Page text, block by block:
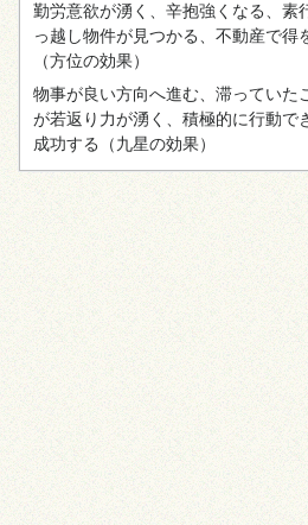
勤労意欲が湧く、辛抱強くなる、素
っ越し物件が見つかる、不動産で得
（方位の効果）
物事が良い方向へ進む、滞っていた
が若返り力が湧く、積極的に行動で
成功する （九星の効果）